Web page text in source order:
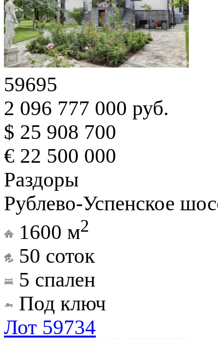
59695
2 096 777 000 руб.
$ 25 908 700
€ 22 500 000
Раздоры
Рублево-Успенское
1600 м2
50 соток
5 спален
Под ключ
Лот 59734